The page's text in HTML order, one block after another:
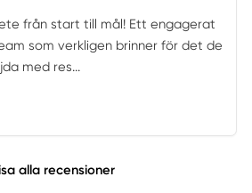
från start till mål! Ett engagerat
som verkligen brinner för det de
med res...
alla recensioner